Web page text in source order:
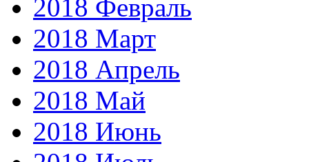
2018 Февраль
2018 Март
2018 Апрель
2018 Май
2018 Июнь